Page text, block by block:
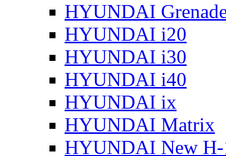
HYUNDAI
HYUNDAI i20
HYUNDAI i30
HYUNDAI i40
HYUNDAI ix
HYUNDAI Matrix
HYUNDAI New